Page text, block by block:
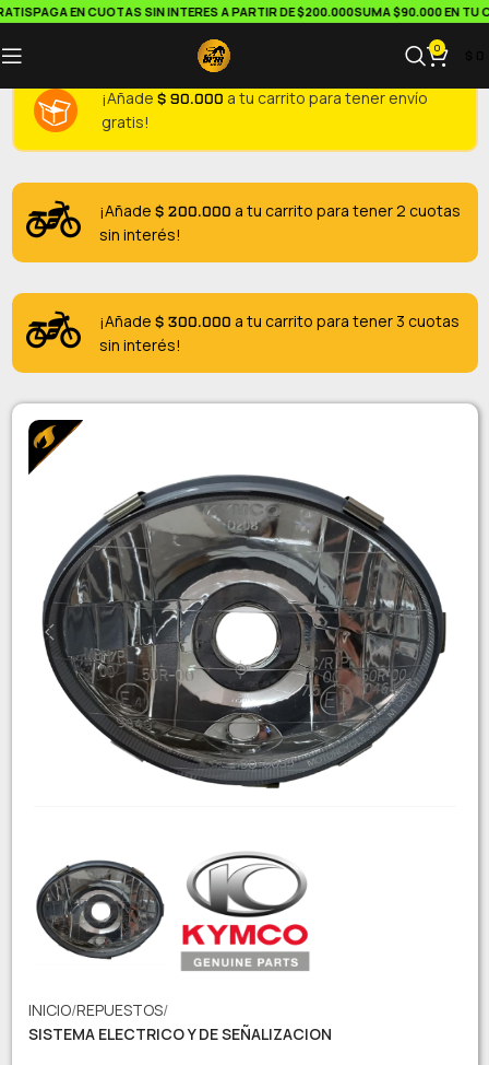
PAGA EN CUOTAS SIN INTERES A PARTIR DE $200.000SUMA $90.000 EN TU
0
¡Añade $90.000 a tu carrito para tener envío
gratis!
¡Añade $200.000 a tu carrito para tener 2 cuotas
sin interés!
¡Añade $300.000 a tu carrito para tener 3 cuotas
sin interés!
INICIO REPUESTOS
SISTEMA ELECTRICO Y DE SEÑALIZACION